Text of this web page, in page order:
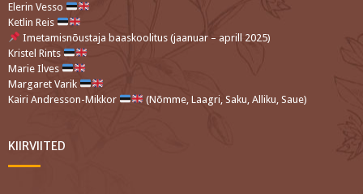
Elerin Vesso
Ketlin Reis
Imetamisnõustaja baaskoolitus (jaanuar – aprill 2025)
Kristel Rints
Marie Ilves
Margaret Varik
Kairi Andresson-Mikkor
(Nõmme, Laagri, Saku, Alliku, Saue)
KIIRVIITED